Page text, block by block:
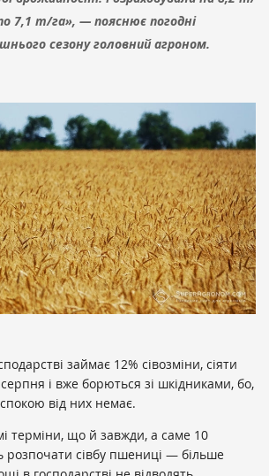
7,1 т/га», — пояснює погодні
сезону головний агроном.
займає 12% сівозміни, сіяти
і вже борються зі шкідниками, бо,
спокою від них немає.
терміни, що й завжди, а саме 10
розпочати сівбу пшениці — більше